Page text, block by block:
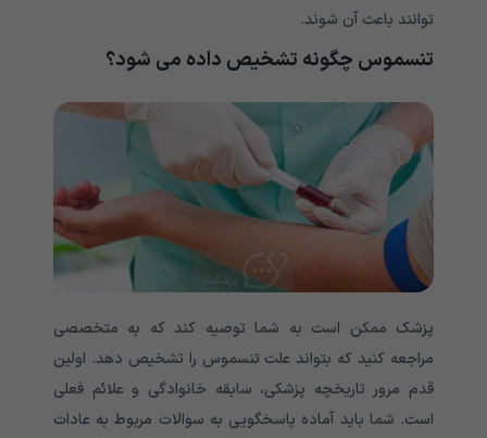
توانند باعث آن شوند.
تنسموس چگونه تشخیص داده می شود؟
پزشک ممکن است به شما توصیه کند که به متخصصی
مراجعه کنید که بتواند علت تنسموس را تشخیص دهد. اولین
قدم مرور تاریخچه پزشکی، سابقه خانوادگی و علائم فعلی
است. شما باید آماده پاسخگویی به سوالات مربوط به عادات